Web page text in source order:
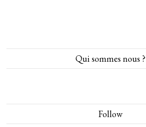
Qui sommes nous ?
Follow